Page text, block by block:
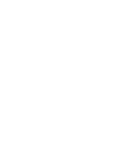
de la plus haute